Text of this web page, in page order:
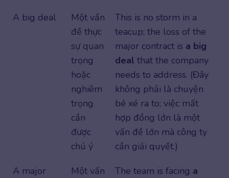
A big deal
Một vấn
đề thực
sự quan
trọng
hoặc
nghiêm
trọng
cần
được
chú ý
This is no storm in a
teacup; the loss of the
major contract is a big
deal that the company
needs to address. (Đây
không phải là chuyện
bé xé ra to; việc mất
hợp đồng lớn là một
vấn đề lớn mà công ty
cần giải quyết.)
A major
Một vấn
The team is facing a